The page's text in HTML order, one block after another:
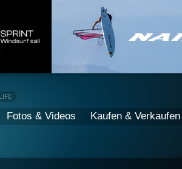
Fotos & Videos Kaufen & Verkaufen